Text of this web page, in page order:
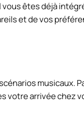
vous êtes déjà
et de vos
musicaux.
votre arrivée chez